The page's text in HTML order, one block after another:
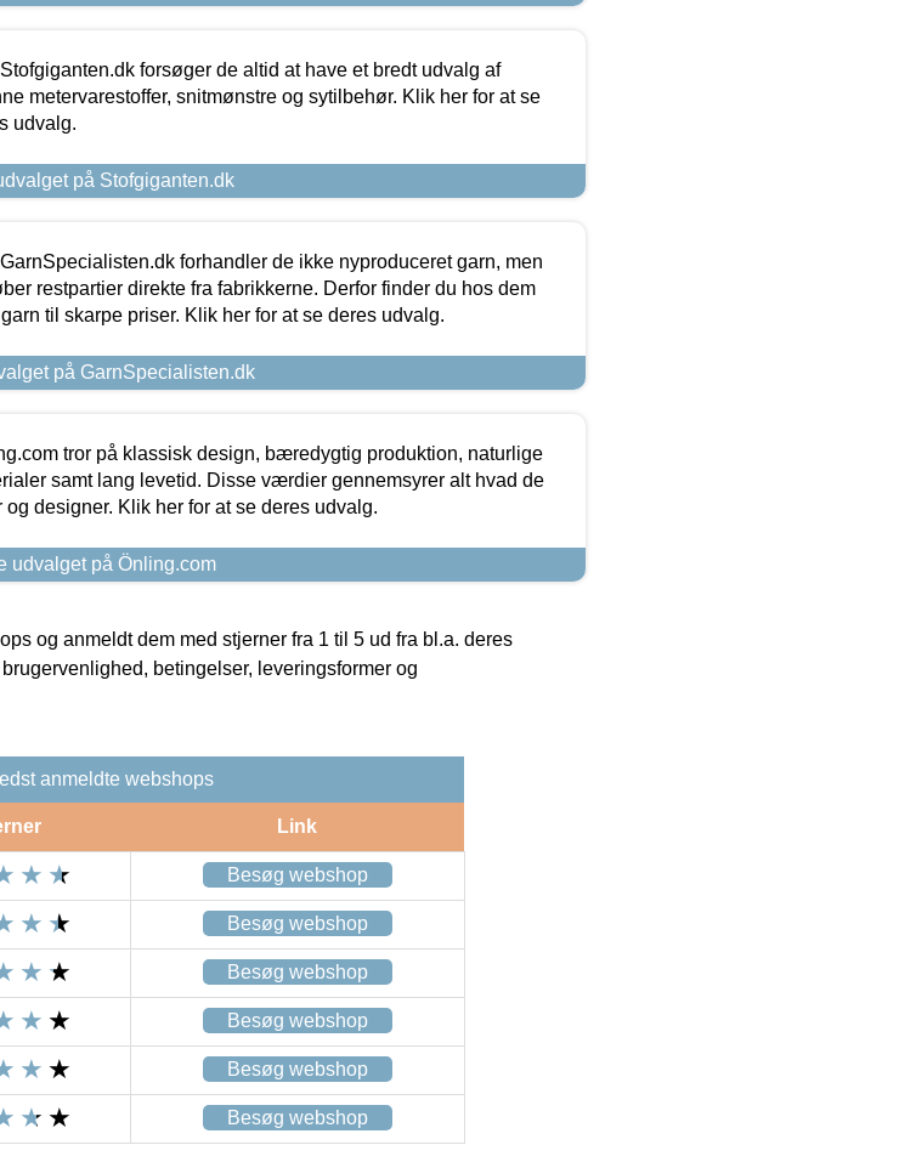
forsøger de altid at have et bredt udvalg af
metervarestoffer, snitmønstre og sytilbehør. Klik her for at se
udvalg.
på Stofgiganten.dk
forhandler de ikke nyproduceret garn, men
restpartier direkte fra fabrikkerne. Derfor finder du hos dem
til skarpe priser. Klik her for at se deres udvalg.
på GarnSpecialisten.dk
tror på klassisk design, bæredygtig produktion, naturlige
samt lang levetid. Disse værdier gennemsyrer alt hvad de
og designer. Klik her for at se deres udvalg.
udvalget på Önling.com
og anmeldt dem med stjerner fra 1 til 5 ud fra bl.a. deres
betingelser, leveringsformer og
anmeldte webshops
Link
Besøg webshop
Besøg webshop
Besøg webshop
Besøg webshop
Besøg webshop
Besøg webshop